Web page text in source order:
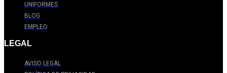
UNIFORMES
BLOG
EMPLEO
LEGAL
AVISO LEGAL